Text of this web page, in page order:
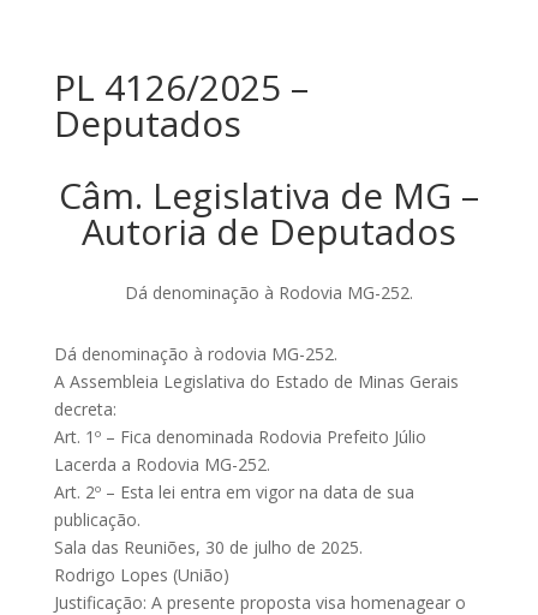
PL 4126/2025 –
Deputados
Câm. Legislativa de MG –
Autoria de Deputados
Dá denominação à Rodovia MG-252.
Dá denominação à rodovia MG-252.
A Assembleia Legislativa do Estado de Minas Gerais
decreta:
Art. 1º – Fica denominada Rodovia Prefeito Júlio
Lacerda a Rodovia MG-252.
Art. 2º – Esta lei entra em vigor na data de sua
publicação.
Sala das Reuniões, 30 de julho de 2025.
Rodrigo Lopes (União)
Justificação: A presente proposta visa homenagear o